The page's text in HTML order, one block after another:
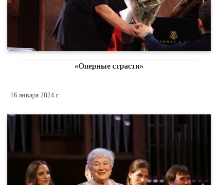
«Оперные страсти»
16 января 2024 г.